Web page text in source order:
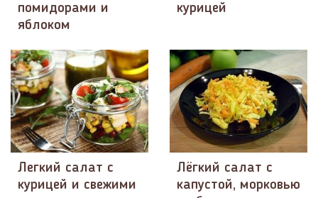
помидорами и
яблоком
курицей
Легкий салат с
курицей и свежими
Лёгкий салат с
капустой, морковью